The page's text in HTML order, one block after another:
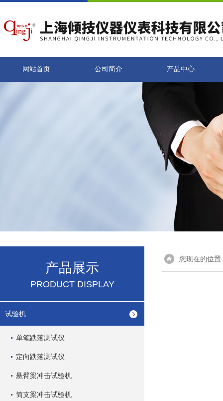
网站首页 公司简介 产品中心
产品展示
PRODUCT DISPLAY
试验机
单笔跌落测试仪
定向跌落测试仪
悬臂梁冲击试验机
简支梁冲击试验机
您现在的位置